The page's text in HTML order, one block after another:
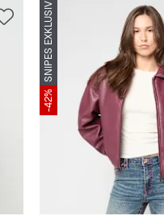
SNIPES EXKLUSIV
-42%